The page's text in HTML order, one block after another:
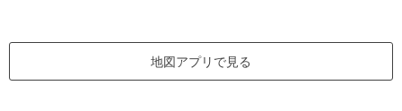
地図アプリで見る